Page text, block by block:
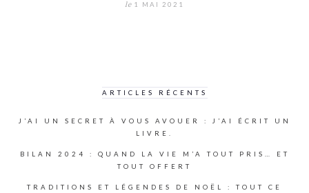
le 1 MAI 2021
ARTICLES RÉCENTS
J’AI UN SECRET À VOUS AVOUER : J’AI ÉCRIT UN
LIVRE.
BILAN 2024 : QUAND LA VIE M’A TOUT PRIS… ET
TOUT OFFERT
TRADITIONS ET LÉGENDES DE NOËL : TOUT CE